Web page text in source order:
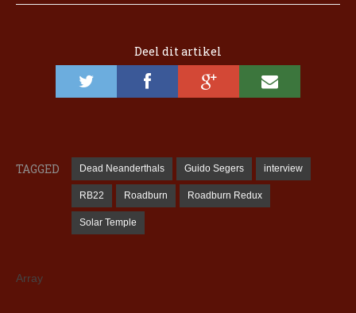
Deel dit artikel
TAGGED Dead Neanderthals Guido Segers interview
RB22 Roadburn Roadburn Redux
Solar Temple
Array